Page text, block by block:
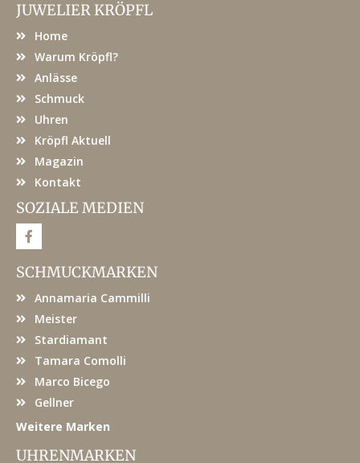
JUWELIER KRÖPFL
Home
Warum Kröpfl?
Anlässe
Schmuck
Uhren
Kröpfl Aktuell
Magazin
Kontakt
SOZIALE MEDIEN
F
a
e
b
o
SCHMUCKMARKEN
Annamaria Cammilli
Meister
Stardiamant
Tamara Comolli
Marco Bicego
Gellner
Weitere Marken
UHRENMARKEN